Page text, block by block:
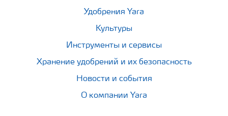
Удобрения Yara
Культуры
Инструменты и сервисы
Хранение удобрений и их безопасность
Новости и события
О компании Yara